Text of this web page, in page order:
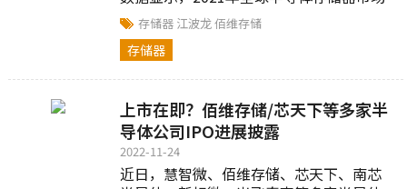
规模约为1538亿美元。近年来，一批国内
存储厂商开启了资本市场之路...
存储器 江波龙佰维存储
存储器
上市在即？佰维存储/芯天下等多家半
导体公司IPO进展披露
2022-11-24
近日，慧智微、佰维存储、芯天下、南芯